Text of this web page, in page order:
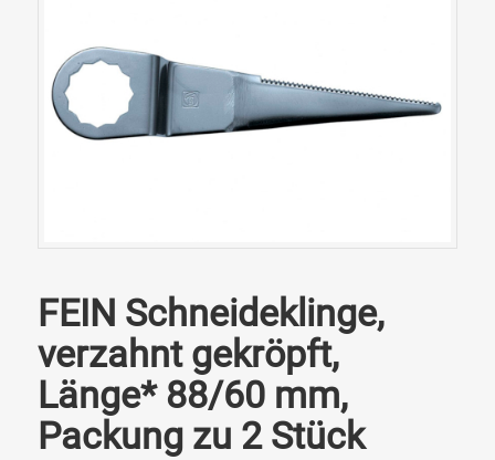
FEIN Schneideklinge,
verzahnt gekröpft,
Länge* 88/60 mm,
Packung zu 2 Stück